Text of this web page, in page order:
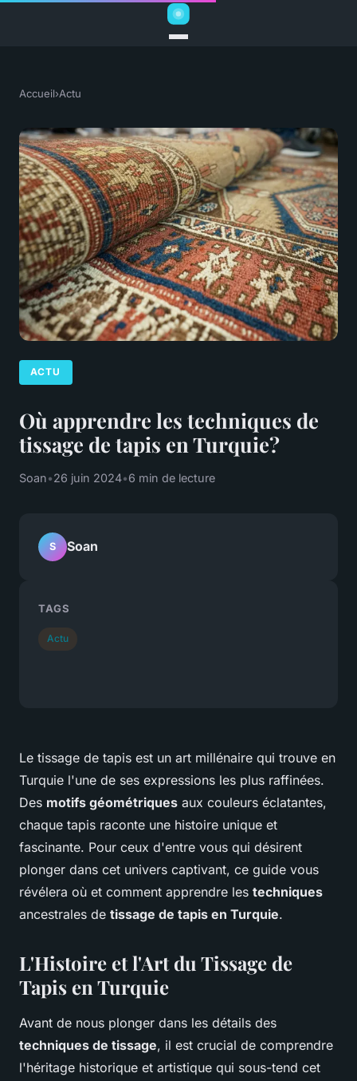
Accueil›Actu
ACTU
Où apprendre les techniques de
tissage de tapis en Turquie?
Soan•26 juin 2024•6 min de lecture
Le tissage de tapis est un art millénaire qui trouve en
Turquie l'une de ses expressions les plus raffinées.
Des motifs géométriques aux couleurs éclatantes,
chaque tapis raconte une histoire unique et
fascinante. Pour ceux d'entre vous qui désirent
plonger dans cet univers captivant, ce guide vous
révélera où et comment apprendre les techniques
ancestrales de tissage de tapis en Turquie.
L'Histoire et l'Art du Tissage de
Tapis en Turquie
Avant de nous plonger dans les détails des
techniques de tissage, il est crucial de comprendre
l'héritage historique et artistique qui sous-tend cet
S Soan
TAGS
Actu